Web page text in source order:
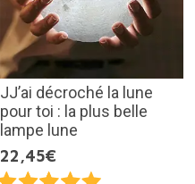
JJ’ai décroché la lune
pour toi : la plus belle
lampe lune
22,45€